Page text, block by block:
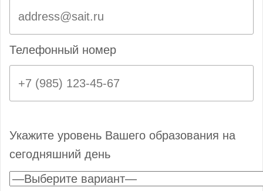
Телефонный номер
Укажите уровень Вашего образования на
сегодняшний день